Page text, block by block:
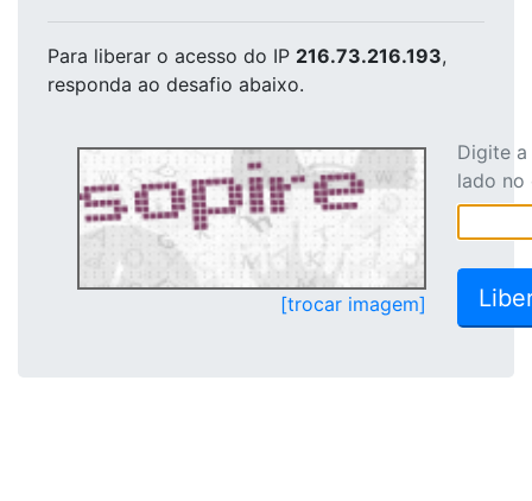
Para liberar o acesso do IP 216.73.216.193,
responda ao desafio abaixo.
[trocar imagem]
Digite
lado no